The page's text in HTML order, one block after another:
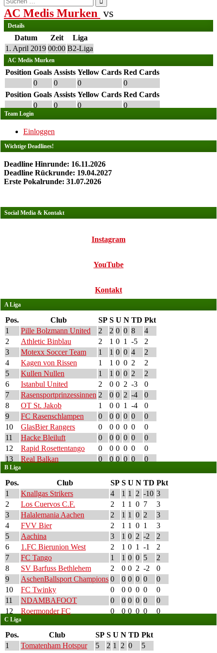
nach:
AC Medis Murken vs
Details
Datum Zeit
Liga
1. April 2019 00:00 B2-Liga
AC Medis Murken
Position Goals Assists Yellow Cards Red Cards
0
0 0
0
Position Goals Assists Yellow Cards Red Cards
0
0 0 0
Team Login
Einloggen
Wichtige Deadlines!
Deadline Hinrunde: 16.11.2026
Deadline Rückrunde: 19.04.2027
Erste Pokalrunde: 31.07.2026
Social Media & Kontakt
Instagram
YouTube
Kontakt
A Liga
Pos. Club SP S U N TD Pkt
1
Pille Bolzmann United 2 2 0 0 8
4
2
Athletic Binblau 2 1 0 1 -5
2
3
Motexx Soccer Team 1 1 0 0 4
2
4
Kagen von Rissen 1 1 0 0 2
2
5
Kullen Nullen 1 1 0 0 2
2
6
Istanbul United 2 0 0 2 -3
0
7
Rasensportprinzessinnen 2 0 0 2 -4
0
8
OT St. Jakob 1 0 0 1 -4
0
9
FC Rasenschlampen 0 0 0 0 0
0
10
GlasBier Rangers 0 0 0 0 0
0
11
Hacke Bleiluft 0 0 0 0 0
0
12
Rapid Rosettentango 0 0 0 0 0
0
13
Real Balkan 0 0 0 0 0 0
B Liga
Pos. Club SP S U N TD Pkt
1
Knallgas Strikers 4 1 1 2 -10 3
2
Los Cuervos C.F. 2 1 1 0 7
3
3
Halalemania Aachen 2 1 1 0 2
3
4
FVV Bier 2 1 1 0 1
3
5
Aachina 3 1 0 2 -2
2
6
1.FC Bierunion West 2 1 0 1 -1
2
7
FC Tango 1 1 0 0 5
2
8
SV Barfuss Bethlehem 2 0 0 2 -2
0
9
AschenBallsport Champions 0 0 0 0 0
0
10
FC Twinky 0 0 0 0 0
0
11
NDAMBAFOOT 0 0 0 0 0
0
12
Roermonder FC 0 0 0 0 0 0
C Liga
Pos. Club SP S U N TD Pkt
1
Tomatenham Hotspur 5 2 1 2 0
5